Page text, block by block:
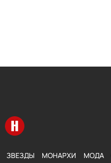
Перейти на главную
ЗВЕЗДЫ МОНАРХИ МОДА